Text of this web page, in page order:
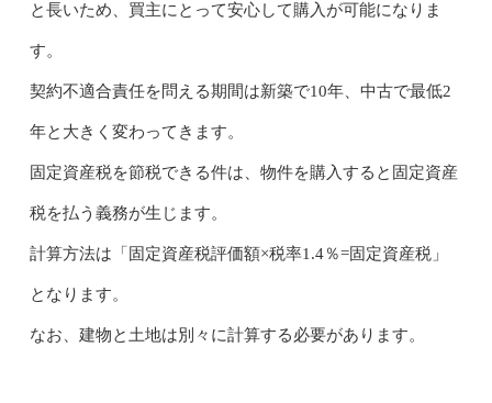
と長いため、買主にとって安心して購入が可能になりま
す。
契約不適合責任を問える期間は新築で10年、中古で最低2
年と大きく変わってきます。
固定資産税を節税できる件は、物件を購入すると固定資産
税を払う義務が生じます。
計算方法は「固定資産税評価額×税率1.4％=固定資産税」
となります。
なお、建物と土地は別々に計算する必要があります。